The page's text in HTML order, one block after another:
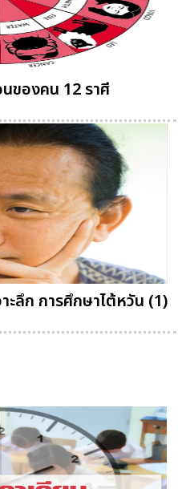
ของคน 12 ราศี
ลึก การศึกษาไต้หวัน (1)